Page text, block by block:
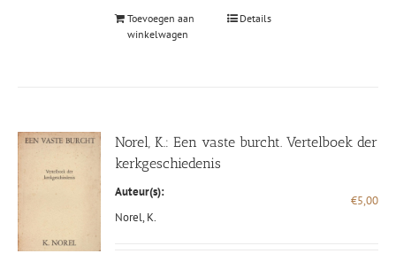
Toevoegen aan
winkelwagen
Details
Norel, K.: Een vaste burcht. Vertelboek der
kerkgeschiedenis
Auteur(s):
Norel, K.
€5,00